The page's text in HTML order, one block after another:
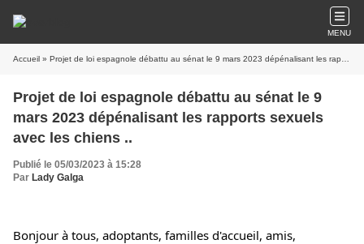
MENU
Accueil » Projet de loi espagnole débattu au sénat le 9 mars 2023 dépénalisant les rapports sexuels avec les chiens ..
Projet de loi espagnole débattu au sénat le 9
mars 2023 dépénalisant les rapports sexuels
avec les chiens ..
Publié le 05/03/2023 à 15:28
Par Lady Galga
Bonjour à tous, adoptants, familles d'accueil, amis,